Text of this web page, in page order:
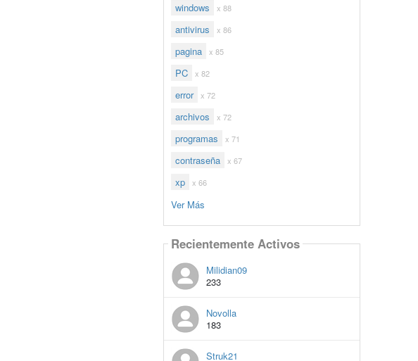
windows x 88
antivirus x 86
pagina x 85
PC x 82
error x 72
archivos x 72
programas x 71
contraseña x 67
xp x 66
Ver Más
Recientemente Activos
Milidian09
233
Novolla
183
Struk21